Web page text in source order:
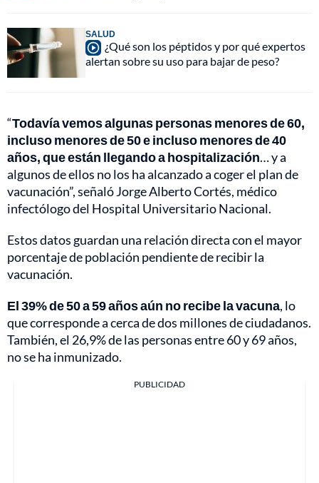
SALUD
¿Qué son los péptidos y por qué expertos
alertan sobre su uso para bajar de peso?
“Todavía vemos algunas personas menores de 60,
incluso menores de 50 e incluso menores de 40
años, que están llegando a hospitalización… y a
algunos de ellos no los ha alcanzado a coger el plan de
vacunación”, señaló Jorge Alberto Cortés, médico
infectólogo del Hospital Universitario Nacional.
Estos datos guardan una relación directa con el mayor
porcentaje de población pendiente de recibir la
vacunación.
El 39% de 50 a 59 años aún no recibe la vacuna, lo
que corresponde a cerca de dos millones de ciudadanos.
También, el 26,9% de las personas entre 60 y 69 años,
no se ha inmunizado.
PUBLICIDAD